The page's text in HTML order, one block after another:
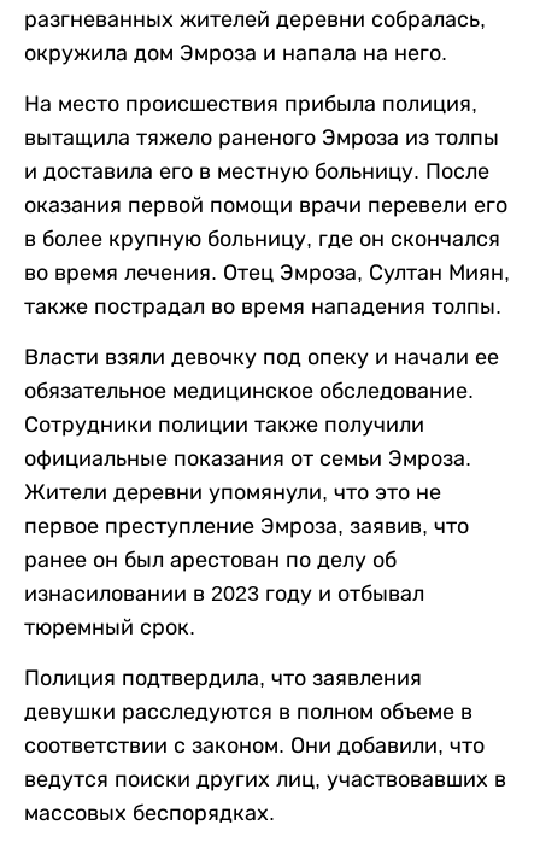
разгневанных жителей деревни собралась,
окружила дом Эмроза и напала на него.
На место происшествия прибыла полиция,
вытащила тяжело раненого Эмроза из толпы
и доставила его в местную больницу. После
оказания первой помощи врачи перевели его
в более крупную больницу, где он скончался
во время лечения. Отец Эмроза, Султан Миян,
также пострадал во время нападения толпы.
Власти взяли девочку под опеку и начали ее
обязательное медицинское обследование.
Сотрудники полиции также получили
официальные показания от семьи Эмроза.
Жители деревни упомянули, что это не
первое преступление Эмроза, заявив, что
ранее он был арестован по делу об
изнасиловании в 2023 году и отбывал
тюремный срок.
Полиция подтвердила, что заявления
девушки расследуются в полном объеме в
соответствии с законом. Они добавили, что
ведутся поиски других лиц, участвовавших в
массовых беспорядках.